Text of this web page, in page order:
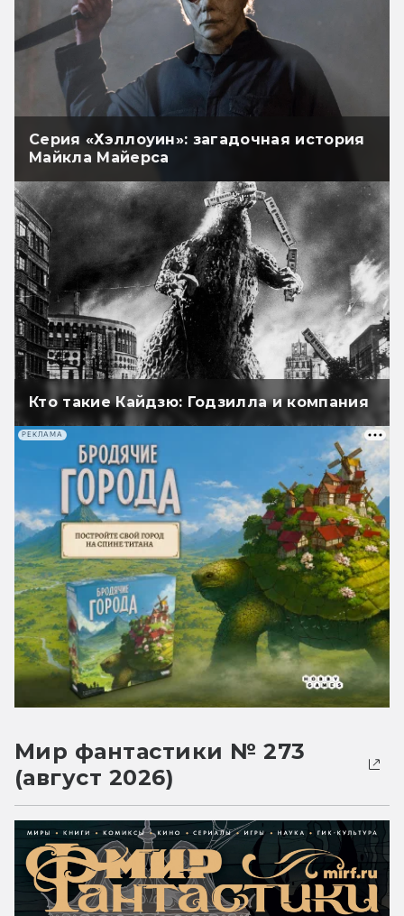
Серия «Хэллоуин»: загадочная история
Майкла Майерса
Кто такие Кайдзю: Годзилла и компания
РЕКЛАМА
Мир фантастики № 273
(август 2026)